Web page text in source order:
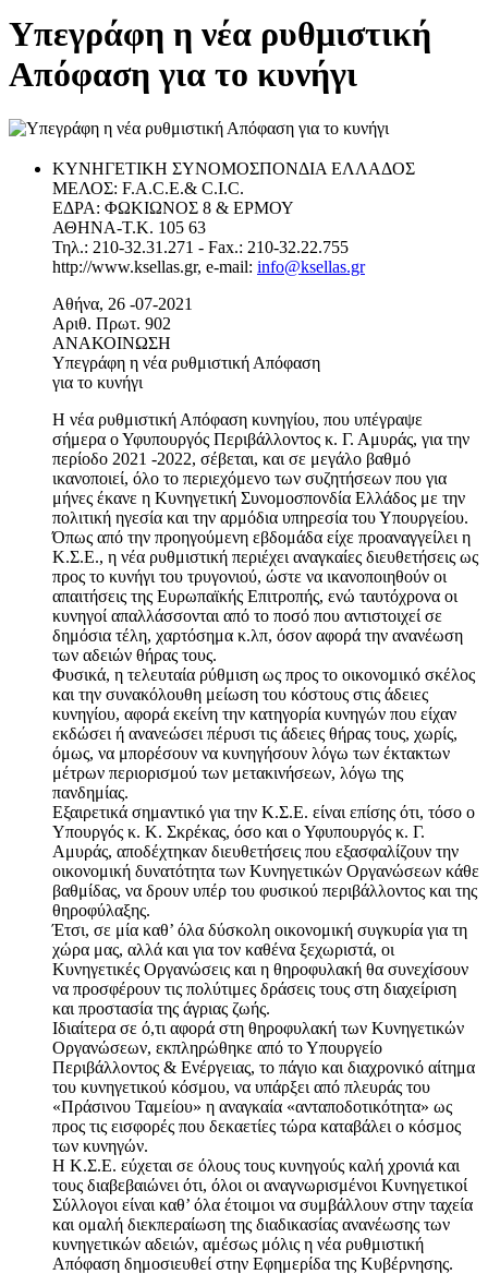
Υπεγράφη η νέα ρυθμιστική
Απόφαση για το κυνήγι
ΚΥΝΗΓΕΤΙΚΗ ΣΥΝΟΜΟΣΠΟΝΔΙΑ ΕΛΛΑΔΟΣ
ΜΕΛΟΣ: F.A.C.E.& C.I.C.
ΕΔΡΑ: ΦΩΚΙΩΝΟΣ 8 & ΕΡΜΟΥ
ΑΘΗΝΑ-Τ.Κ. 105 63
Τηλ.: 210-32.31.271 - Fax.: 210-32.22.755
http://www.ksellas.gr, e-mail: info@ksellas.gr
Αθήνα, 26 -07-2021
Αριθ. Πρωτ. 902
ΑΝΑΚΟΙΝΩΣΗ
Υπεγράφη η νέα ρυθμιστική Απόφαση
για το κυνήγι
Η νέα ρυθμιστική Απόφαση κυνηγίου, που υπέγραψε
σήμερα ο Υφυπουργός Περιβάλλοντος κ. Γ. Αμυράς, για την
περίοδο 2021 -2022, σέβεται, και σε μεγάλο βαθμό
ικανοποιεί, όλο το περιεχόμενο των συζητήσεων που για
μήνες έκανε η Κυνηγετική Συνομοσπονδία Ελλάδος με την
πολιτική ηγεσία και την αρμόδια υπηρεσία του Υπουργείου.
Όπως από την προηγούμενη εβδομάδα είχε προαναγγείλει η
Κ.Σ.Ε., η νέα ρυθμιστική περιέχει αναγκαίες διευθετήσεις ως
προς το κυνήγι του τρυγονιού, ώστε να ικανοποιηθούν οι
απαιτήσεις της Ευρωπαϊκής Επιτροπής, ενώ ταυτόχρονα οι
κυνηγοί απαλλάσσονται από το ποσό που αντιστοιχεί σε
δημόσια τέλη, χαρτόσημα κ.λπ, όσον αφορά την ανανέωση
των αδειών θήρας τους.
Φυσικά, η τελευταία ρύθμιση ως προς το οικονομικό σκέλος
και την συνακόλουθη μείωση του κόστους στις άδειες
κυνηγίου, αφορά εκείνη την κατηγορία κυνηγών που είχαν
εκδώσει ή ανανεώσει πέρυσι τις άδειες θήρας τους, χωρίς,
όμως, να μπορέσουν να κυνηγήσουν λόγω των έκτακτων
μέτρων περιορισμού των μετακινήσεων, λόγω της
πανδημίας.
Εξαιρετικά σημαντικό για την Κ.Σ.Ε. είναι επίσης ότι, τόσο ο
Υπουργός κ. Κ. Σκρέκας, όσο και ο Υφυπουργός κ. Γ.
Αμυράς, αποδέχτηκαν διευθετήσεις που εξασφαλίζουν την
οικονομική δυνατότητα των Κυνηγετικών Οργανώσεων κάθε
βαθμίδας, να δρουν υπέρ του φυσικού περιβάλλοντος και της
θηροφύλαξης.
Έτσι, σε μία καθ’ όλα δύσκολη οικονομική συγκυρία για τη
χώρα μας, αλλά και για τον καθένα ξεχωριστά, οι
Κυνηγετικές Οργανώσεις και η θηροφυλακή θα συνεχίσουν
να προσφέρουν τις πολύτιμες δράσεις τους στη διαχείριση
και προστασία της άγριας ζωής.
Ιδιαίτερα σε ό,τι αφορά στη θηροφυλακή των Κυνηγετικών
Οργανώσεων, εκπληρώθηκε από το Υπουργείο
Περιβάλλοντος & Ενέργειας, το πάγιο και διαχρονικό αίτημα
του κυνηγετικού κόσμου, να υπάρξει από πλευράς του
«Πράσινου Ταμείου» η αναγκαία «ανταποδοτικότητα» ως
προς τις εισφορές που δεκαετίες τώρα καταβάλει ο κόσμος
των κυνηγών.
H Κ.Σ.Ε. εύχεται σε όλους τους κυνηγούς καλή χρονιά και
τους διαβεβαιώνει ότι, όλοι οι αναγνωρισμένοι Κυνηγετικοί
Σύλλογοι είναι καθ’ όλα έτοιμοι να συμβάλλουν στην ταχεία
και ομαλή διεκπεραίωση της διαδικασίας ανανέωσης των
κυνηγετικών αδειών, αμέσως μόλις η νέα ρυθμιστική
Απόφαση δημοσιευθεί στην Εφημερίδα της Κυβέρνησης.